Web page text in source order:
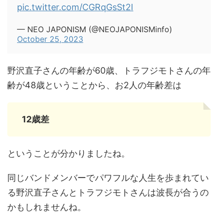
pic.twitter.com/CGRqGsSt2I
— NEO JAPONISM (@NEOJAPONISMinfo)
October 25, 2023
野沢直子さんの年齢が60歳、トラフジモトさんの年
齢が48歳ということから、お2人の年齢差は
12歳差
ということが分かりましたね。
同じバンドメンバーでパワフルな人生を歩まれてい
る野沢直子さんとトラフジモトさんは波長が合うの
かもしれませんね。